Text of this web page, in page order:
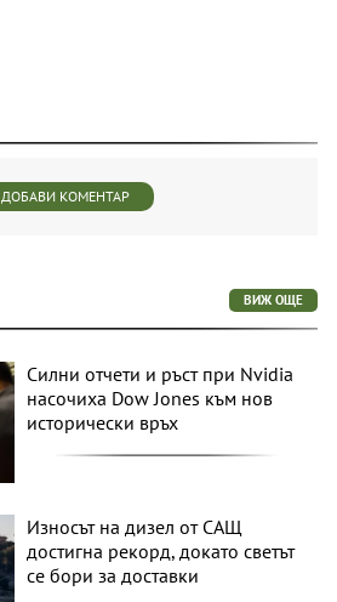
ДОБАВИ КОМЕНТАР
ВИЖ ОЩЕ
Силни отчети и ръст при Nvidia
насочиха Dow Jones към нов
исторически връх
Износът на дизел от САЩ
достигна рекорд, докато светът
се бори за доставки